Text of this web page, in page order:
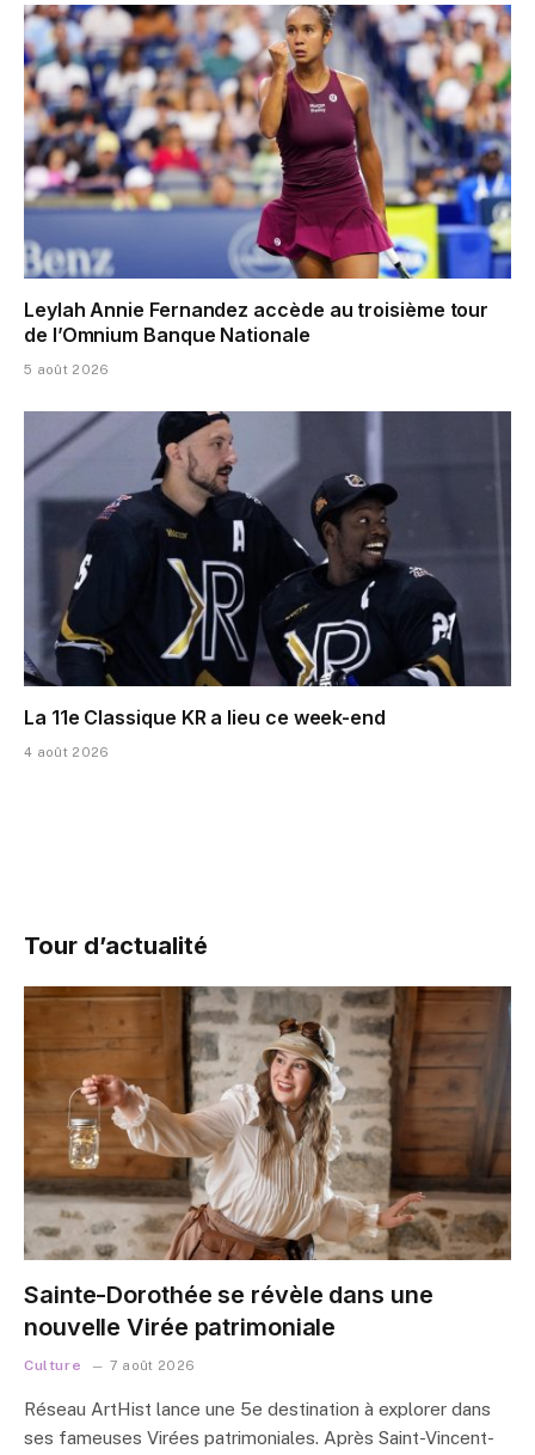
Leylah Annie Fernandez accède au troisième tour
de l’Omnium Banque Nationale
5 août 2026
La 11e Classique KR a lieu ce week-end
4 août 2026
Tour d’actualité
Sainte-Dorothée se révèle dans une
nouvelle Virée patrimoniale
Culture 7 août 2026
Réseau ArtHist lance une 5e destination à explorer dans
ses fameuses Virées patrimoniales. Après Saint-Vincent-